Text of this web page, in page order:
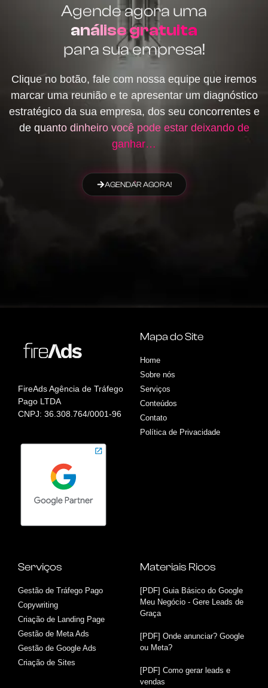
Agende agora uma
análise gratuita
para sua empresa!
Clique no botão, fale com nossa equipe que iremos
marcar uma reunião e te apresentar um diagnóstico
estratégico da sua empresa, dos seu concorrentes e
de quanto dinheiro você pode estar deixando de
ganhar…
AGENDAR AGORA!
FireAds Agência de Tráfego
Pago LTDA
CNPJ: 36.308.764/0001-96
Mapa do Site
Home
Sobre nós
Serviços
Conteúdos
Contato
Política de Privacidade
Serviços
Gestão de Tráfego Pago
Copywriting
Criação de Landing Page
Gestão de Meta Ads
Gestão de Google Ads
Criação de Sites
Materiais Ricos
[PDF] Guia Básico do Google
Meu Negócio - Gere Leads de
Graça
[PDF] Onde anunciar? Google
ou Meta?
[PDF] Como gerar leads e
vendas